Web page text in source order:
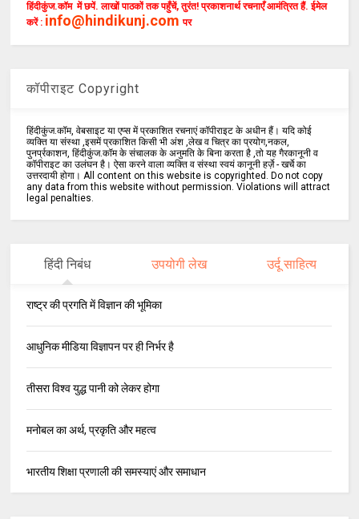
हिंदीकुंज.कॉम में छपें. लाखों पाठकों तक पहुँचें, तुरंत! प्रकाशनार्थ रचनाएँ आमंत्रित हैं. ईमेल
करें : info@hindikunj.com पर
कॉपीराइट Copyright
हिंदीकुंज.कॉम, वेबसाइट या एप्स में प्रकाशित रचनाएं कॉपीराइट के अधीन हैं। यदि कोई
व्यक्ति या संस्था ,इसमें प्रकाशित किसी भी अंश ,लेख व चित्र का प्रयोग,नकल,
पुनर्प्रकाशन, हिंदीकुंज.कॉम के संचालक के अनुमति के बिना करता है ,तो यह गैरकानूनी व
कॉपीराइट का उलंघन है। ऐसा करने वाला व्यक्ति व संस्था स्वयं कानूनी हर्ज़े - खर्चे का
उत्तरदायी होगा। All content on this website is copyrighted. Do not copy
any data from this website without permission. Violations will attract
legal penalties.
हिंदी निबंध उपयोगी लेख उर्दू साहित्य
राष्ट्र की प्रगति में विज्ञान की भूमिका
आधुनिक मीडिया विज्ञापन पर ही निर्भर है
तीसरा विश्व युद्ध पानी को लेकर होगा
मनोबल का अर्थ, प्रकृति और महत्व
भारतीय शिक्षा प्रणाली की समस्याएं और समाधान